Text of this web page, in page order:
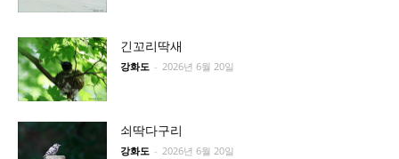
긴꼬리딱새
강화도 - 2026년 6월 20일
쇠딱다구리
강화도 - 2026년 6월 20일